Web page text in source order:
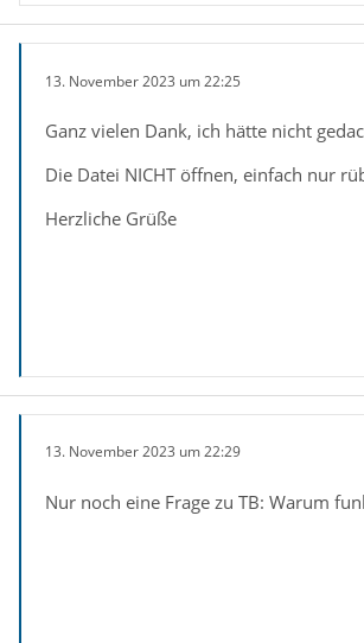
13. November 2023 um 22:25
Ganz vielen Dank, ich hätte nicht
Die Datei NICHT öffnen, einfach nur
Herzliche Grüße
13. November 2023 um 22:29
Nur noch eine Frage zu TB: Warum